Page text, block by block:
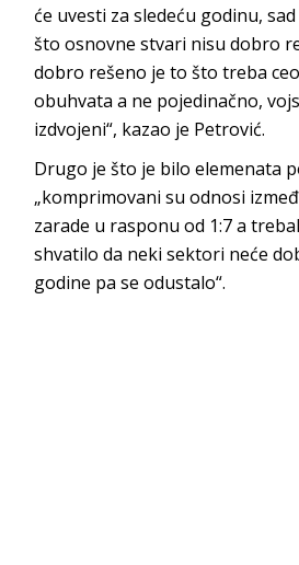
će uvesti za sledeću godinu,
što osnovne stvari nisu dobro
dobro rešeno je to što treba
obuhvata a ne pojedinačno,
izdvojeni“, kazao je Petrović.
Drugo je što je bilo elemenata
„komprimovani su odnosi
zarade u rasponu od 1:7 a
shvatilo da neki sektori neće
godine pa se odustalo“.